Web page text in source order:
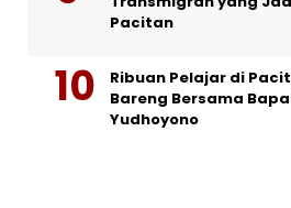
Pacitan
Ribuan Pelajar di
Bareng Bersama
Yudhoyono